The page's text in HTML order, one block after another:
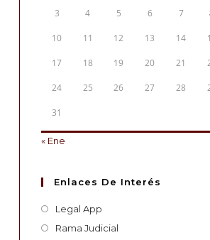
3 4 5 6 7
10 11 12 13 14
17 18 19 20 21
24 25 26 27 28
31
« Ene
Enlaces De Interés
Legal App
Rama Judicial